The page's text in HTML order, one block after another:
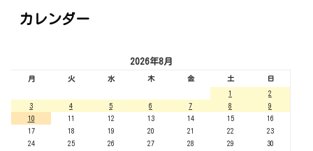
カレンダー
2026年8月
月 火 水 木 金 土 日
1
2
3
4 5 6 7 8
9
10
11 12 13 14 15
16
17
18 19 20 21 22
23
24
25 26 27 28 29
30